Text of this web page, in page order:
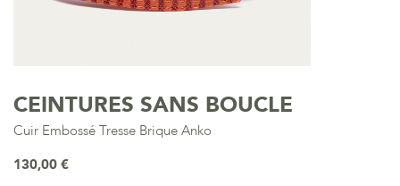
CEINTURES SANS BOUCLE
Cuir Embossé Tresse Brique Anko
130,00 €